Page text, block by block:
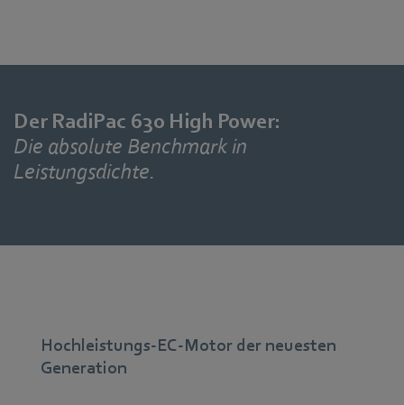
Der RadiPac 630 High Power:
Die absolute Benchmark in
Leistungsdichte.
Hochleistungs-EC-Motor der neuesten
Generation